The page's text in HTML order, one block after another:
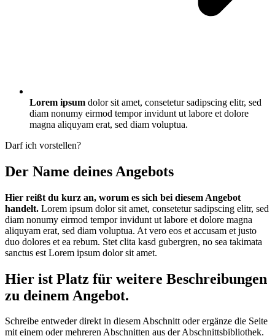
Lorem ipsum dolor sit amet, consetetur sadipscing elitr, sed
diam nonumy eirmod tempor invidunt ut labore et dolore
magna aliquyam erat, sed diam voluptua.
Darf ich vorstellen?
Der Name deines Angebots
Hier reißt du kurz an, worum es sich bei diesem Angebot
handelt. Lorem ipsum dolor sit amet, consetetur sadipscing elitr, sed
diam nonumy eirmod tempor invidunt ut labore et dolore magna
aliquyam erat, sed diam voluptua. At vero eos et accusam et justo
duo dolores et ea rebum. Stet clita kasd gubergren, no sea takimata
sanctus est Lorem ipsum dolor sit amet.
Hier ist Platz für weitere Beschreibungen
zu deinem Angebot.
Schreibe entweder direkt in diesem Abschnitt oder ergänze die Seite
mit einem oder mehreren Abschnitten aus der Abschnittsbibliothek.